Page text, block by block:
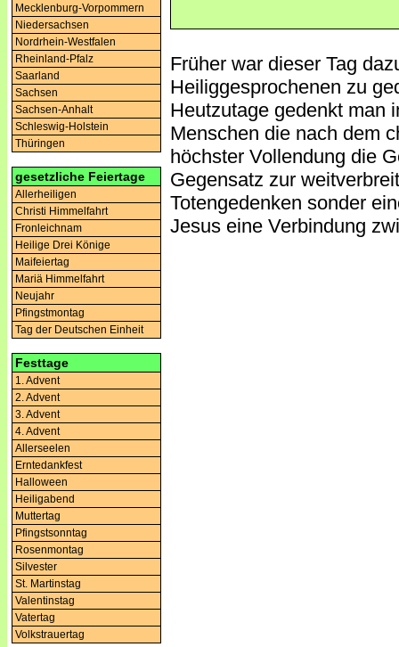
Mecklenburg-Vorpommern
Niedersachsen
Nordrhein-Westfalen
Rheinland-Pfalz
Saarland
Sachsen
Sachsen-Anhalt
Schleswig-Holstein
Thüringen
gesetzliche Feiertage
Allerheiligen
Christi Himmelfahrt
Fronleichnam
Heilige Drei Könige
Maifeiertag
Mariä Himmelfahrt
Neujahr
Pfingstmontag
Tag der Deutschen Einheit
Festtage
1. Advent
2. Advent
3. Advent
4. Advent
Allerseelen
Erntedankfest
Halloween
Heiligabend
Muttertag
Pfingstsonntag
Rosenmontag
Silvester
St. Martinstag
Valentinstag
Vatertag
Volkstrauertag
Früher war dieser Tag
Heiliggesprochenen zu
Heutzutage gedenkt man
Menschen die nach dem
höchster Vollendung die
Gegensatz zur
Totengedenken sonder
Jesus eine Verbindung